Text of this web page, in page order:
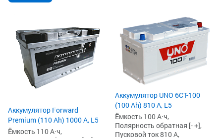
Аккумулятор Forward
Premium (110 Ah) 1000 А, L5
Ёмкость 110 А·ч,
Аккумулятор UNO 6CT-100
(100 Ah) 810 А, L5
Ёмкость 100 А·ч,
Полярность обратная [- +],
Пусковой ток 810 А,